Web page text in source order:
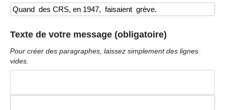
Texte de votre message (obligatoire)
Pour créer des paragraphes, laissez simplement des lignes
vides.